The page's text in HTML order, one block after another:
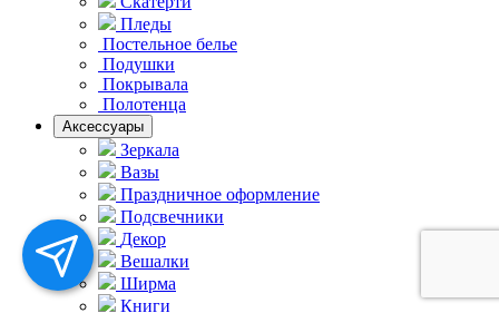
Пледы
Постельное белье
Подушки
Покрывала
Полотенца
Аксессуары
Зеркала
Вазы
Праздничное оформление
Подсвечники
Декор
Вешалки
Ширма
Книги